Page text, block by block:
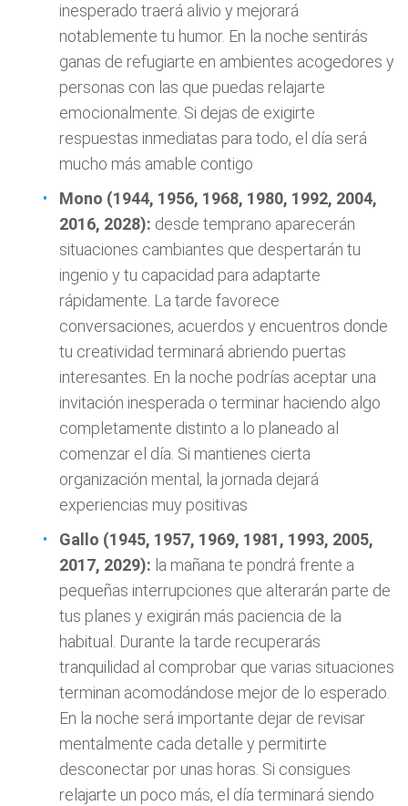
inesperado traerá alivio y mejorará
notablemente tu humor. En la noche sentirás
ganas de refugiarte en ambientes acogedores y
personas con las que puedas relajarte
emocionalmente. Si dejas de exigirte
respuestas inmediatas para todo, el día será
mucho más amable contigo
Mono (1944, 1956, 1968, 1980, 1992, 2004,
2016, 2028): desde temprano aparecerán
situaciones cambiantes que despertarán tu
ingenio y tu capacidad para adaptarte
rápidamente. La tarde favorece
conversaciones, acuerdos y encuentros donde
tu creatividad terminará abriendo puertas
interesantes. En la noche podrías aceptar una
invitación inesperada o terminar haciendo algo
completamente distinto a lo planeado al
comenzar el día. Si mantienes cierta
organización mental, la jornada dejará
experiencias muy positivas
Gallo (1945, 1957, 1969, 1981, 1993, 2005,
2017, 2029): la mañana te pondrá frente a
pequeñas interrupciones que alterarán parte de
tus planes y exigirán más paciencia de la
habitual. Durante la tarde recuperarás
tranquilidad al comprobar que varias situaciones
terminan acomodándose mejor de lo esperado.
En la noche será importante dejar de revisar
mentalmente cada detalle y permitirte
desconectar por unas horas. Si consigues
relajarte un poco más, el día terminará siendo